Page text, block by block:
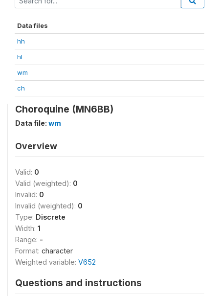
Data files
hh
hl
wm
ch
Choroquine (MN6BB)
Data file: wm
Overview
Valid: 0
Valid (weighted): 0
Invalid: 0
Invalid (weighted): 0
Type: Discrete
Width: 1
Range: -
Format: character
Weighted variable: V652
Questions and instructions